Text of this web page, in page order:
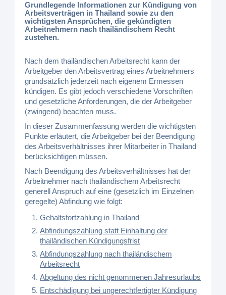
Grundlegende Informationen zur Kündigung von
Arbeitsverträgen in Thailand sowie zu den
wichtigsten Ansprüchen, die gekündigten
Arbeitnehmern nach thailändischem Recht
zustehen.
Nach dem thailändischen Arbeitsrecht kann der
Arbeitgeber den Arbeitsvertrag eines Arbeitnehmers
grundsätzlich jederzeit nach eigenem Ermessen
kündigen. Es gibt jedoch verschiedene Vorschriften
und gesetzliche Anforderungen, die der Arbeitgeber
(zwingend) beachten muss.
In dieser Zusammenfassung werden die wichtigsten
Punkte erläutert, die Arbeitgeber bei der Beendigung
des Arbeitsverhältnisses ihrer Mitarbeiter in Thailand
berücksichtigen müssen.
Nach Beendigung des Arbeitsverhältnisses hat der
Arbeitnehmer nach thailändischem Arbeitsrecht
generell Anspruch auf eine (gesetzlich im Einzelnen
geregelte) Abfindung wie folgt:
Gehaltsfortzahlung in Thailand
Abfindungszahlung statt Einhaltung der
thailändischen Kündigungsfrist
Abfindungszahlung nach thailändischem
Arbeitsrecht
Abgeltung des nicht genommenen Jahresurlaubs
Entschädigung bei ungerechtfertigter Kündigung